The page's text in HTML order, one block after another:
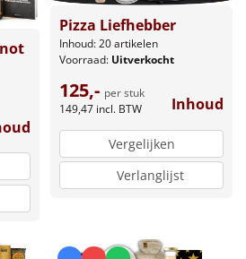
Pizza Liefhebber
Inhoud: 20 artikelen
Voorraad: Uitverkocht
125,- per stuk
149,47 incl. BTW Inhoud
Vergelijken
Verlanglijst